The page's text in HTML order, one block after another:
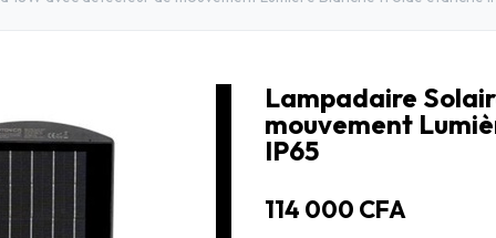
Lampadaire
mouvement
IP65
114 000 CFA